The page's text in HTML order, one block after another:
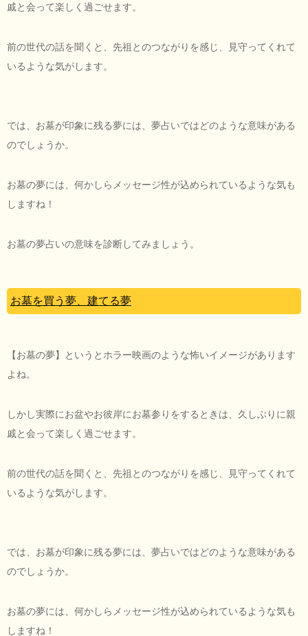
戚と会って楽しく過ごせます。
前の世代の話を聞くと、先祖とのつながりを感じ、見守ってくれて
いるような気がします。
では、お墓が印象に残る夢には、夢占いではどのような意味がある
のでしょうか。
お墓の夢には、何かしらメッセージ性が込められているような気も
しますね！
お墓の夢占いの意味を診断してみましょう。
お墓を買う夢、建てる夢
【お墓の夢】というとホラー映画のような怖いイメージがあります
よね。
しかし実際にお盆やお彼岸にお墓参りをするときは、久しぶりに親
戚と会って楽しく過ごせます。
前の世代の話を聞くと、先祖とのつながりを感じ、見守ってくれて
いるような気がします。
では、お墓が印象に残る夢には、夢占いではどのような意味がある
のでしょうか。
お墓の夢には、何かしらメッセージ性が込められているような気も
しますね！